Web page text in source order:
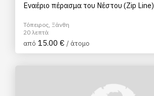
Εναέριο πέρασμα του Νέστου (Zip Line)
Τόπειρος, Ξάνθη
20 λεπτά
από 15.00 € / άτομο